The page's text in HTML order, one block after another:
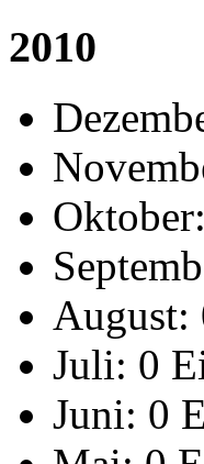
2010
Oktober:
August:
Juli: 0
Juni: 0